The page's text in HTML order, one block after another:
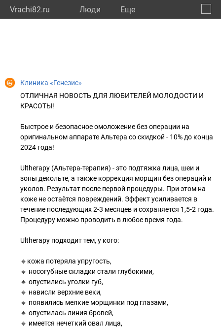
Vrachi82.ru Люди Eще
Клиника «Генезис»
ОТЛИЧНАЯ НОВОСТЬ ДЛЯ ЛЮБИТЕЛЕЙ МОЛОДОСТИ И
КРАСОТЫ!
Быстрое и безопасное омоложение без операции на
оригинальном аппарате Альтера со скидкой - 10% до конца
2024 года!
Ultherapy (Альтера-терапия) - это подтяжка лица, шеи и
зоны декольте, а также коррекция морщин без операций и
уколов. Результат после первой процедуры. При этом на
коже не остаётся повреждений. Эффект усиливается в
течение последующих 2-3 месяцев и сохраняется 1,5-2 года.
Процедуру можно проводить в любое время года.
Ultherapy подходит тем, у кого:
🔸кожа потеряла упругость,
🔸 носогубные складки стали глубокими,
🔸 опустились уголки губ,
🔸 нависли верхние веки,
🔸 появились мелкие морщинки под глазами,
🔸 опустилась линия бровей,
🔸 имеется нечеткий овал лица,